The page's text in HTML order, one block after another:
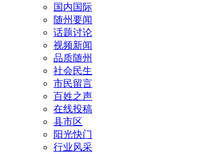
国内国际
随州要闻
话题讨论
视频新闻
品质随州
社会民生
市民留言
百姓之声
在线投稿
县市区
阳光快门
行业风采